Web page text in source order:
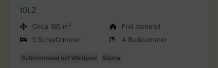
10LZ
Circa 185 m²
Frei stehend
5 Schlafzimmer
4 Badezimmer